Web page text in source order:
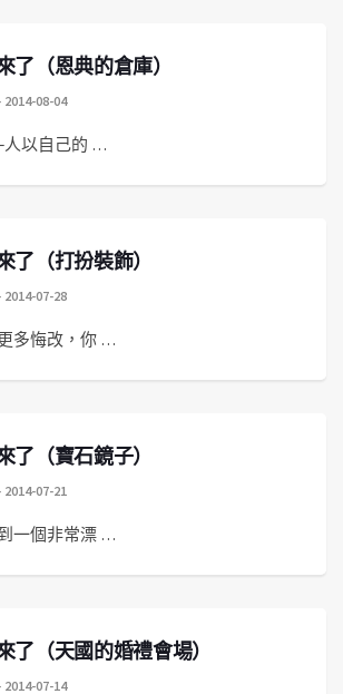
了（恩典的倉庫）
2014-08-04
以自己的 …
了（打扮裝飾）
2014-07-28
多悔改，你 …
了（寶石鏡子）
2014-07-21
一個非常漂 …
了（天國的婚禮會場）
2014-07-14